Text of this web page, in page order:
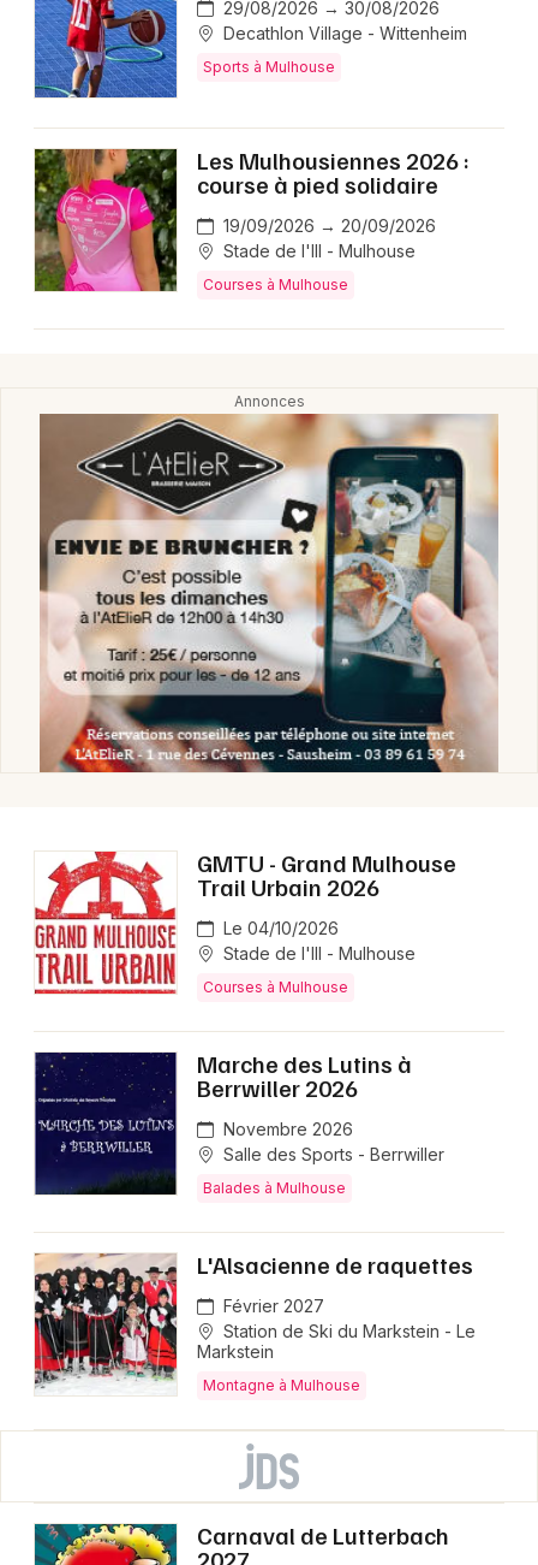
29/08/2026 → 30/08/2026
Decathlon Village - Wittenheim
Sports à Mulhouse
Les Mulhousiennes 2026 :
course à pied solidaire
19/09/2026 → 20/09/2026
Stade de l'Ill - Mulhouse
Courses à Mulhouse
GMTU - Grand Mulhouse
Trail Urbain 2026
Le 04/10/2026
Stade de l'Ill - Mulhouse
Courses à Mulhouse
Marche des Lutins à
Berrwiller 2026
Novembre 2026
Salle des Sports - Berrwiller
Balades à Mulhouse
L'Alsacienne de raquettes
Février 2027
Station de Ski du Markstein - Le
Markstein
Montagne à Mulhouse
Carnaval de Lutterbach